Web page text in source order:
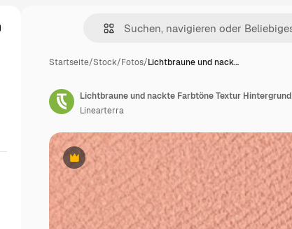
Startseite/Stock/Fotos/Lichtbraune und nack…
Premium
Lichtbraune und nackte Farbtöne Textur Hintergrund
Linearterra